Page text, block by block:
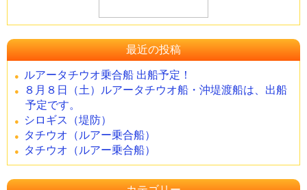
最近の投稿
ルアータチウオ乗合船 出船予定！
８月８日（土）ルアータチウオ船・沖堤渡船は、出船
予定です。
シロギス（堤防）
タチウオ（ルアー乗合船）
タチウオ（ルアー乗合船）